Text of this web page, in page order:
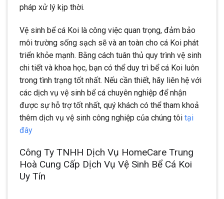
pháp xử lý kịp thời.
Vệ sinh bể cá Koi là công việc quan trọng, đảm bảo
môi trường sống sạch sẽ và an toàn cho cá Koi phát
triển khỏe mạnh. Bằng cách tuân thủ quy trình vệ sinh
chi tiết và khoa học, bạn có thể duy trì bể cá Koi luôn
trong tình trạng tốt nhất. Nếu cần thiết, hãy liên hệ với
các dịch vụ vệ sinh bể cá chuyên nghiệp để nhận
được sự hỗ trợ tốt nhất, quý khách có thể tham khoả
thêm dịch vụ vệ sinh công nghiệp của chúng tôi tại
đây
Công Ty TNHH Dịch Vụ HomeCare Trung
Hoà Cung Cấp Dịch Vụ Vệ Sinh Bể Cá Koi
Uy Tín